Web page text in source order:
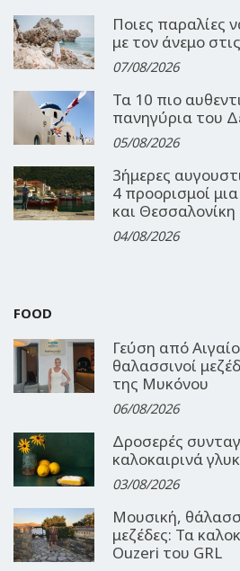
Ποιες παραλίες
με τον άνεμο
07/08/2026
Τα 10 πιο
πανηγύρια του
05/08/2026
3ήμερες
4 προορισμοί
και Θεσσαλονίκη
04/08/2026
FOOD
Γεύση από
θαλασσινοί
της Μυκόνου
06/08/2026
Δροσερές
καλοκαιρινά
03/08/2026
Μουσική,
μεζέδες: Τα
Ouzeri του GRL